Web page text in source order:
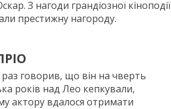
З нагоди грандіозної кіноподії
престижну нагороду.
раз говорив, що він на чверть
років над Лео кепкували,
актору вдалося отримати